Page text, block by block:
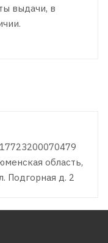
выдачи, в
область,
Подгорная д. 2